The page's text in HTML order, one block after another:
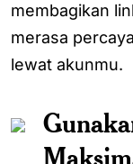
membagikan
merasa
lewat akunmu.